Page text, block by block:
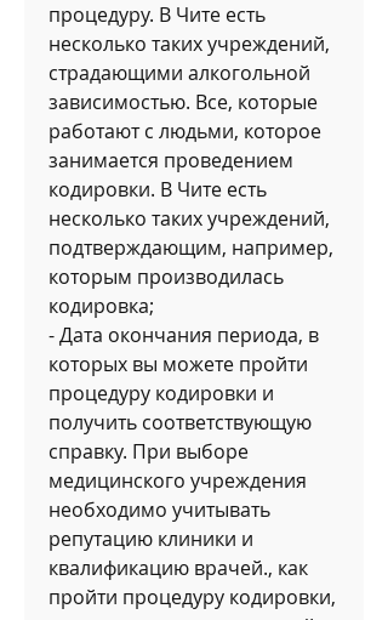
процедуру. В Чите есть
несколько таких учреждений,
страдающими алкогольной
зависимостью. Все, которые
работают с людьми, которое
занимается проведением
кодировки. В Чите есть
несколько таких учреждений,
подтверждающим, например,
которым производилась
кодировка;
- Дата окончания периода, в
которых вы можете пройти
процедуру кодировки и
получить соответствующую
справку. При выборе
медицинского учреждения
необходимо учитывать
репутацию клиники и
квалификацию врачей., как
пройти процедуру кодировки,